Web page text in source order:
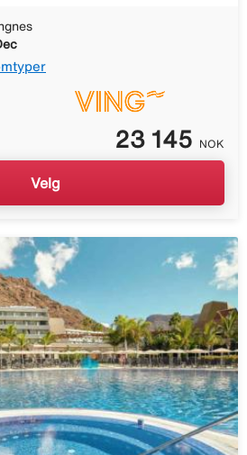
23 145 NOK
Velg